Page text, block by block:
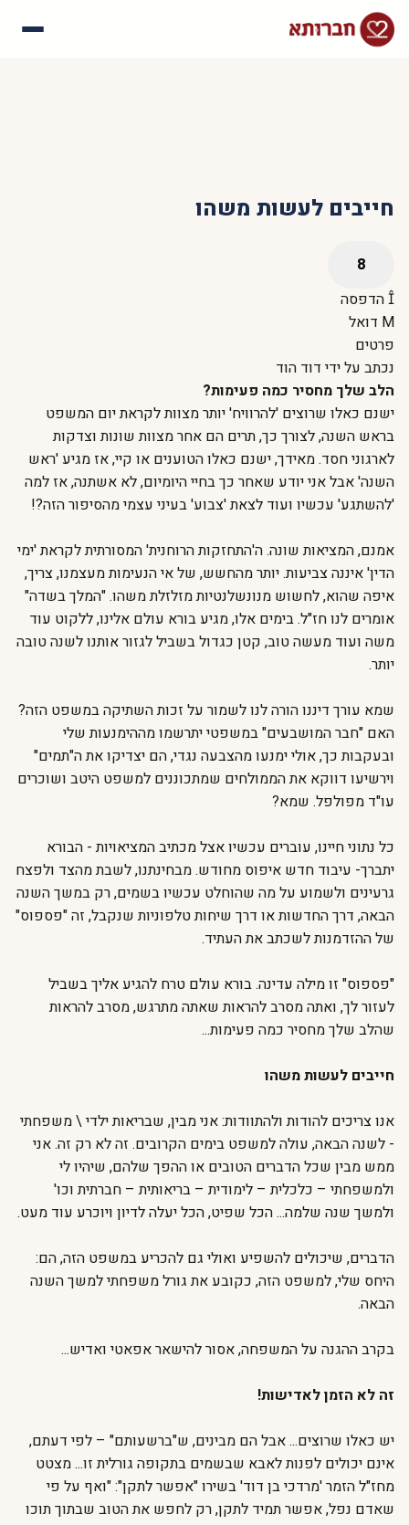
חייבים לעשות משהו
הדפסה
דואל
פרטים
נכתב על ידי דוד הוד
הלב שלך מחסיר כמה פעימות?
ישנם כאלו שרוצים 'להרוויח' יותר מצוות לקראת יום המשפט
בראש השנה, לצורך כך, תרים הם אחר מצוות שונות וצדקות
לארגוני חסד. מאידך, ישנם כאלו הטוענים או קיי, אז מגיע 'ראש
השנה' אבל אני יודע שאחר כך בחיי היומיום, לא אשתנה, אז למה
'להשתגע' עכשיו ועוד לצאת 'צבוע' בעיני עצמי מהסיפור הזה?!
אמנם, המציאות שונה. ה'התחזקות הרוחנית' המסורתית לקראת 'ימי
הדין' איננה צביעות. יותר מהחשש, של אי הנעימות מעצמנו, צריך,
איפה שהוא, לחשוש מנונשלנטיות מזלזלת משהו. "המלך בשדה"
אומרים לנו חז"ל. בימים אלו, מגיע בורא עולם אלינו, ללקוט עוד
משה ועוד מעשה טוב, קטן כגדול בשביל לגזור אותנו לשנה טובה
יותר.
שמא עורך דיננו הורה לנו לשמור על זכות השתיקה במשפט הזה?
האם "חבר המושבעים" במשפטי יתרשמו מההימנעות שלי
ובעקבות כך, אולי ימנעו מהצבעה נגדי, הם יצדיקו את ה"תמים"
וירשיעו דווקא את הממולחים שמתכוננים למשפט היטב ושוכרים
עו"ד מפולפל. שמא?
כל נתוני חיינו, עוברים עכשיו אצל מכתיב המציאויות - הבורא
יתברך- עיבוד חדש איפוס מחודש. מבחינתנו, לשבת מהצד ולפצח
גרעינים ולשמוע על מה שהוחלט עכשיו בשמים, רק במשך השנה
הבאה, דרך החדשות או דרך שיחות טלפוניות שנקבל, זה "פספוס"
של ההזדמנות לשכתב את העתיד.
"פספוס" זו מילה עדינה. בורא עולם טרח להגיע אליך בשביל
לעזור לך, ואתה מסרב להראות שאתה מתרגש, מסרב להראות
שהלב שלך מחסיר כמה פעימות...
חייבים לעשות משהו
אנו צריכים להודות ולהתוודות: אני מבין, שבריאות ילדי \ משפחתי
- לשנה הבאה, עולה למשפט בימים הקרובים. זה לא רק זה. אני
ממש מבין שכל הדברים הטובים או ההפך שלהם, שיהיו לי
ולמשפחתי – כלכלית – לימודית – בריאותית – חברתית וכו'
ולמשך שנה שלמה... הכל שפיט, הכל יעלה לדיון ויוכרע עוד מעט.
הדברים, שיכולים להשפיע ואולי גם להכריע במשפט הזה, הם:
היחס שלי, למשפט הזה, כקובע את גורל משפחתי למשך השנה
הבאה.
בקרב ההגנה על המשפחה, אסור להישאר אפאטי ואדיש...
זה לא הזמן לאדישות!
יש כאלו שרוצים... אבל הם מבינים, ש"ברשעותם" – לפי דעתם,
אינם יכולים לפנות לאבא שבשמים בתקופה גורלית זו... מצטט
מחז"ל הזמר 'מרדכי בן דוד' בשירו "אפשר לתקן": "ואף על פי
שאדם נפל, אפשר תמיד לתקן, רק לחפש את הטוב שבתוך תוכו